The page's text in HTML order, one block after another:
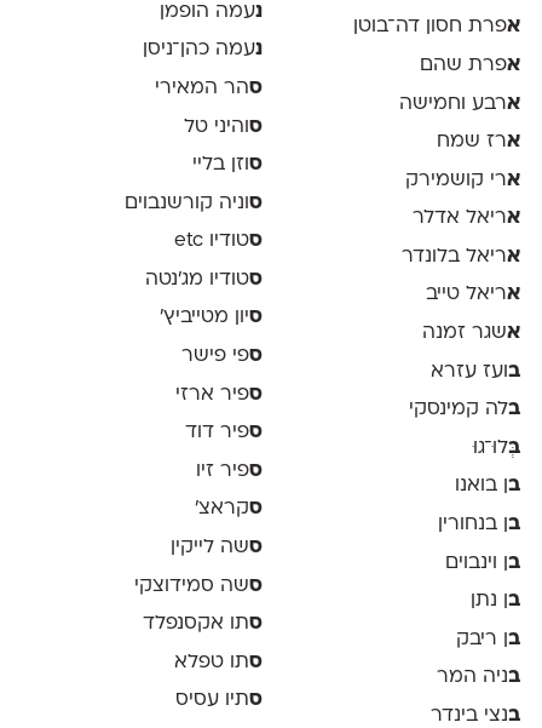
אפרת חסון דה־בוטן
אפרת שהם
ארבע וחמישה
ארז שמח
ארי קושמירק
אריאל אדלר
אריאל בלונדר
אריאל טייב
אשגר זמנה
בועז עזרא
בלה קמינסקי
בְּלוּ־גוּ
בן בואנו
בן בנחורין
בן וינבוים
בן נתן
בן ריבק
בניה המר
בנצי בינדר
נעמה הופמן
נעמה כהן־ניסן
סהר המאירי
סוהיני טל
ס וזן בליי
ס וניה קורשנבוים
סטודיו etc
סטודיו מג'נטה
סיון מטייביץ׳
ספי פישר
ספיר ארזי
ספיר דוד
ספיר זיו
סקראצ׳
סשה לייקין
סשה סמידוצקי
סתו אקסנפלד
סתו טפלא
סתיו עסיס